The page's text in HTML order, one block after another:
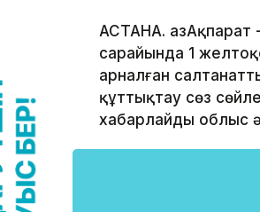
АСТАНА.
сарайында 1
арналған
құттықтау сөз
хабарлайды облыс